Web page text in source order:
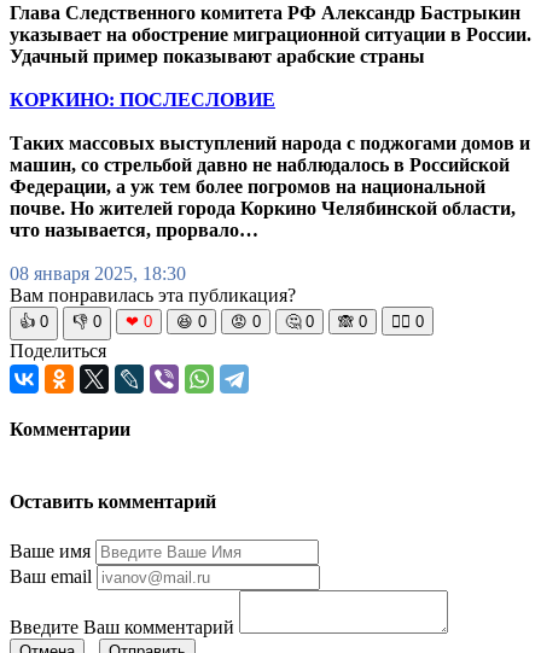
Глава Следственного комитета РФ Александр Бастрыкин
указывает на обострение миграционной ситуации в России.
Удачный пример показывают арабские страны
КОРКИНО: ПОСЛЕСЛОВИЕ
Таких массовых выступлений народа с поджогами домов и
машин, со стрельбой давно не наблюдалось в Российской
Федерации, а уж тем более погромов на национальной
почве. Но жителей города Коркино Челябинской области,
что называется, прорвало…
08 января 2025, 18:30
Вам понравилась эта публикация?
👍 0 👎 0 ❤ 0 😆 0 😡 0 🤔 0 🙈 0 🧘‍♀️ 0
Поделиться
Комментарии
Оставить комментарий
Ваше имя
Ваш email
Введите Ваш комментарий